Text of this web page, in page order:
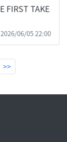
FIRST TAKE
2026/06/05 22:00
>>